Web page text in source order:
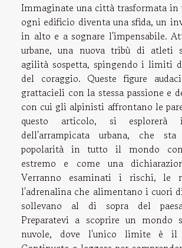
Immaginate una città trasformata in
ogni edificio diventa una sfida, un
in alto e a sognare l'impensabile.
urbane, una nuova tribù di atleti
agilità sospetta, spingendo i limiti
del coraggio. Queste figure
grattacieli con la stessa passione e
con cui gli alpinisti affrontano le
questo articolo, si esplorerà
dell'arrampicata urbana, che sta
popolarità in tutto il mondo
estremo e come una
Verranno esaminati i rischi, le
l'adrenalina che alimentano i cuori
sollevano al di sopra del
Preparatevi a scoprire un mondo
nuvole, dove l'unico limite è il